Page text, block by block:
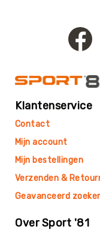
Spikeball
Squash
Tennis
Klantenservice
Contact
Mijn account
Mijn bestellingen
Verzenden &
Geavanceerd
Over Sport '81